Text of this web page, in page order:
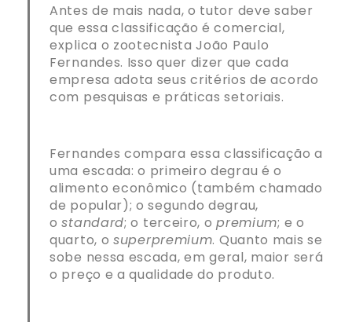
Antes de mais nada, o tutor deve saber
que essa classificação é comercial,
explica o zootecnista João Paulo
Fernandes. Isso quer dizer que cada
empresa adota seus critérios de acordo
com pesquisas e práticas setoriais.
Fernandes compara essa classificação a
uma escada: o primeiro degrau é o
alimento econômico (também chamado
de popular); o segundo degrau,
ostandard; o terceiro, opremium; e o
quarto, o superpremium. Quanto mais se
sobe nessa escada, em geral, maior será
o preço e a qualidade do produto.